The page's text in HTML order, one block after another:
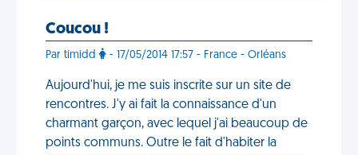
Coucou !
Par timidd - 17/05/2014 17:57 - France - Orléans
Aujourd'hui, je me suis inscrite sur un site de
rencontres. J'y ai fait la connaissance d'un
charmant garçon, avec lequel j'ai beaucoup de
points communs. Outre le fait d'habiter la